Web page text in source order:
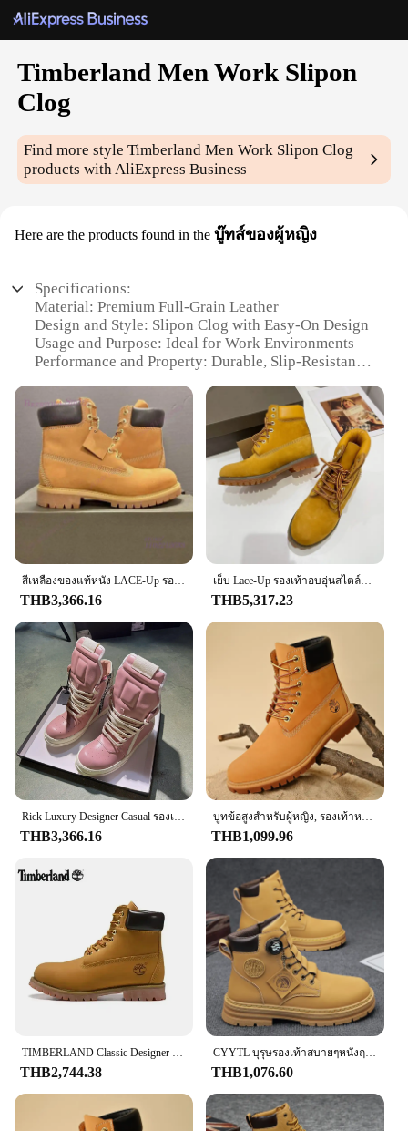
Timberland Men Work Slipon
Clog
Find more styleTimberland Men Work Slipon Clog
products with AliExpress Business
Here are the products found in the บู๊ทส์ของผู้หญิง
Specifications:
Material: Premium Full-Grain Leather
Design and Style: Slipon Clog with Easy-On Design
Usage and Purpose: Ideal for Work Environments
Performance and Property: Durable, Slip-Resistant
Applicable People: Men and Women
Shape or Size or Weight or Quantity: Available in
Multiple Sizes
Features:
**Unmatched Comfort and Durability**
The Timberland Men Work Slipon Clog is not just a
shoe; it's a statement of reliability and comfort.
Crafted from premium full-grain leather, these clogs
offer a supple feel that molds to your foot's shape,
ensuring all-day comfort. The easy-on design makes
them a breeze to slip on, perfect for those on-the-go
engineered to provide superior traction, making it
an ideal choice for work environments where safety
is paramount.
**Versatile and Practical**
These clogs are not just for work; they're versatile
enough to be worn in various settings. Whether
you're at the construction site, in the kitchen, or just
running errands, the Timberland Men Work Slipon
Clog is designed to keep up with your active
lifestyle. The clogs' lightweight construction and
slip-on design make them a practical choice for
both men and women who value convenience and
style.
**Adaptable and Stylish**
The Timberland Men Work Slipon Clog is not just
about functionality; it's also about style. The sleek
design and rugged aesthetic make it a perfect
addition to any wardrobe. The clogs' neutral color
palette ensures they blend seamlessly with various
outfits, making them a versatile choice for both
professional and casual settings. The clogs are
available in multiple sizes, ensuring a perfect fit for
every foot.
As a wholesale vendor or supplier, these clogs are
an excellent choice for those looking to offer high-
สีเหลืองของแท้หนัง LACE-Up รองเท้าผู้หญิงฤดูหนาวกลางแจ้ง Cool FLAT Sole สีดํา Office Lady รอบแบนรองเท้าสบาย
THB3,366.16
เย็บ Lace-Up รองเท้าอบอุ่นสไตล์อังกฤษ Casual รองเท้ารอบ Toe คู่รองเท้าหนังวัวผู้หญิง Botines Cozy Patchwork ผู้ชาย zapatos
THB5,317.23
Rick Luxury Designer Casual รองเท้าผู้ชาย Owens ของแท้หนังผู้หญิงคุณภาพสูงซิป Owens จริงน้ําแข็งสีชมพูรองเท้าผ้าใบผู้หญิง
THB3,366.16
บูทข้อสูงสำหรับผู้หญิง, รองเท้าหนังของผู้หญิงที่มีคุณภาพสูงรองเท้าผ้าใบกลางแจ้งแฟชั่นรองเท้าคู่ผูกเชือกรองเท้าบูทหุ้มข้อกันลื่นสำหรับผู้ชาย
THB1,099.96
TIMBERLAND Classic Designer ข้อเท้าแพลตฟอร์มรองเท้าบุรุษสตรีรองเท้า Boot สําหรับคาวบอยเดินป่าทํางานรองเท้าบู๊ตรถจักรยานยนต์ Martin รองเท้า
THB2,744.38
CYYTL บุรุษรองเท้าสบายๆหนังฤดูหนาวรองเท้าเชลซีคาวบอยยุทธวิธีเดินป่ากลางแจ้ง Designer Luxury เทนนิสข้อเท้ารองเท้าผ้าใบ
THB1,076.60